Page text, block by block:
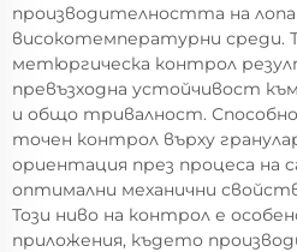
производителността на
високотемпературни среди.
метюргическа контрол
превъзходна устойчивост
и общо тривалност.
точен контрол върху
ориентация през процеса на
оптимални механични
Този ниво на контрол е
приложения, където